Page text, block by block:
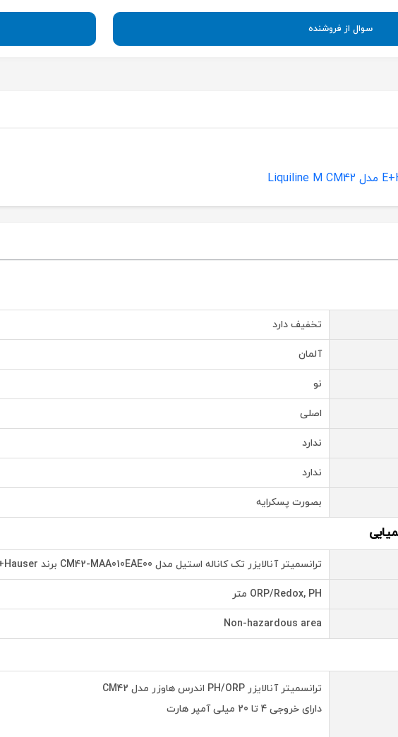
سوال از فروشنده
تخفیف دارد
آلمان
نو
اصلی
ندارد
ندارد
بصورت پسکرایه
ترانسمیتر آنالایزر تک کاناله استیل مدل CM42-MAA010EAE00 برند Endress+Hauser
ORP/Redox, PH متر
Non-hazardous area
ترانسمیتر آنالایزر PH/ORP اندرس هاوزر مدل CM42
دارای خروجی 4 تا 20 میلی آمپر هارت